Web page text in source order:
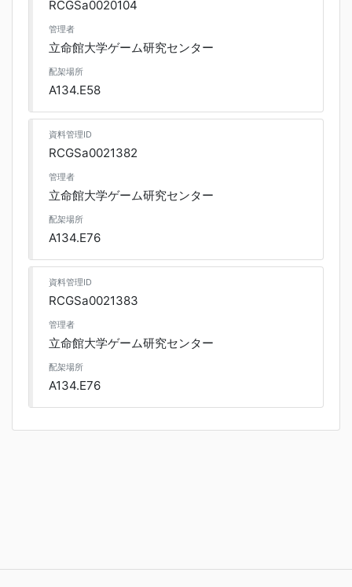
RCGSa0020104
管理者
立命館大学ゲーム研究センター
配架場所
A134.E58
資料管理ID
RCGSa0021382
管理者
立命館大学ゲーム研究センター
配架場所
A134.E76
資料管理ID
RCGSa0021383
管理者
立命館大学ゲーム研究センター
配架場所
A134.E76